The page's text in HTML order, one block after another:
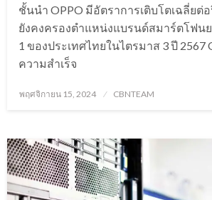
ชั้นนำ OPPO มีอัตราการเติบโตเฉลี่ยต่
ยังคงครองตำแหน่งแบรนด์สมาร์ตโฟน
1 ของประเทศไทยในไตรมาส 3 ปี 2567
ความสำเร็จ
Posted
พฤศจิกายน 15, 2024 CBNTEAM